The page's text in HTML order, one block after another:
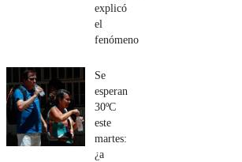
explicó
el
fenómeno
Se
esperan
30ºC
este
martes:
¿a